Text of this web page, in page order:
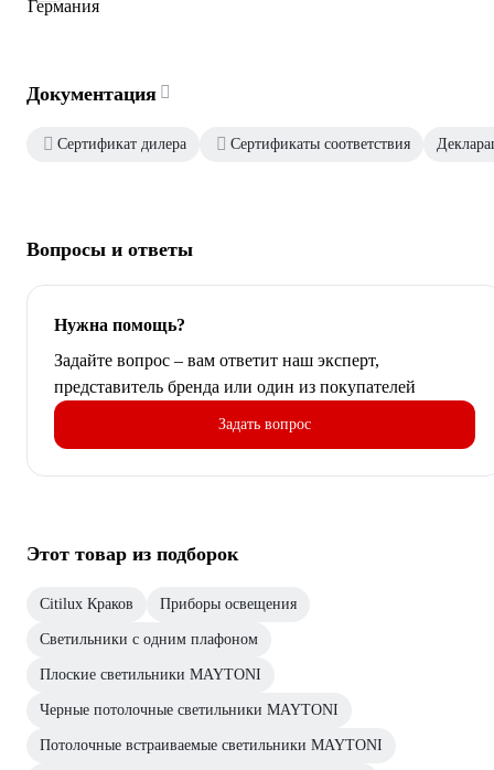
Документация
Сертификат дилера Сертификаты соответствия
Вопросы и ответы
Нужна помощь?
Задайте вопрос – вам ответит наш эксперт,
представитель бренда или один из покупателей
Задать вопрос
Этот товар из подборок
Citilux Краков Приборы освещения
Светильники с одним плафоном
Плоские светильники MAYTONI
Черные потолочные светильники MAYTONI
Потолочные встраиваемые светильники MAYTONI